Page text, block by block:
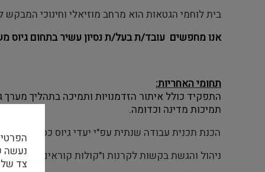
בית לוחמי הגטאות הוא מרחב מוזיאלי וחינוכי
אנו מחפשים עובד/ת בעל/ת נסיון עשיר בתחום גיוס
תחומי האחריות:
התפקיד כולל איתור הזדמנויות ותמיכה בתהליך
תמיכות מדינה וכדומה.
הכנת תכנית עבודה שנתית עפ"י יעדי גיוס כספים
ניהול והגשת בקשות לקרנות ו"קולות קוראים" בארץ
צד